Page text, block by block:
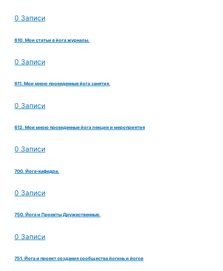
0 Записи
610. Мои статьи в йога журналы.
0 Записи
611. Мои мною проведенные йога занятия,
0 Записи
612. Мои мною проведенные йога лекции и мероприятия
0 Записи
700. Йога-кафедра.
0 Записи
750. Йога и Проекты Дружественные.
0 Записи
751. Йога и проект создания сообщества йогинь и йогов